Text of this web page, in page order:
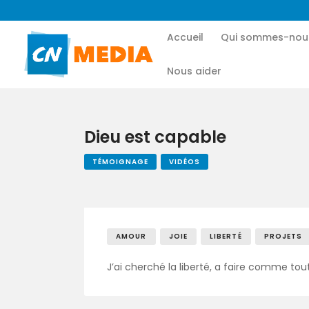
Accueil Qui sommes-
Nous aider
Dieu est capable
TÉMOIGNAGE VIDÉOS
AMOUR JOIE LIBERTÉ PROJETS
J’ai cherché la liberté, a faire comme